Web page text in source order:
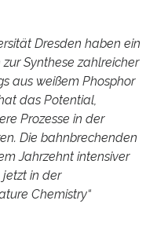
Dresden haben ein
Synthese zahlreicher
aus weißem Phosphor
das Potential,
Prozesse in der
Die bahnbrechenden
Jahrzehnt intensiver
jetzt in der
Chemistry“